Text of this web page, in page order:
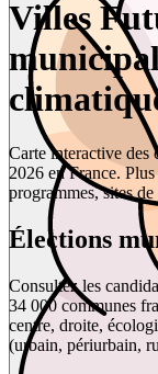
Villes
Carte interactive des
2026 en France.
programmes, sites
Élections
Consultez les
34 000 communes
centre, droite,
(urbain, périurbain,